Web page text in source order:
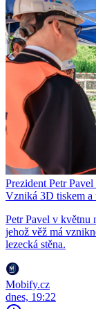
Prezident Petr
Vzniká 3D tiskem a
Petr Pavel v květnu
jehož věž má
lezecká stěna.
Mobify.cz
dnes, 19:22